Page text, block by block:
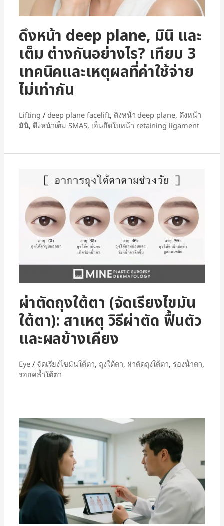
ดึงหน้า deep plane, มินิ และ
เต็ม ต่างกันอย่างไร? เทียบ 3
เทคนิคและเหตุผลที่ค่าใช้จ่าย
ไม่เท่ากัน
Lifting / deep plane facelift, ดึงหน้า deep plane, ดึงหน้า
มินิ, ดึงหน้าเต็ม SMAS, เอ็นยึดใบหน้า retaining ligament
ผ่าตัดถุงใต้ตา (จัดเรียงไขมัน
ใต้ตา): สาเหตุ วิธีผ่าตัด ฟื้นตัว
และผลข้างเคียง
Eye/ จัดเรียงไขมันใต้ตา, ถุงใต้ตา, ผ่าตัดถุงใต้ตา, ร่องน้ำตา,
รอยคล้ำใต้ตา